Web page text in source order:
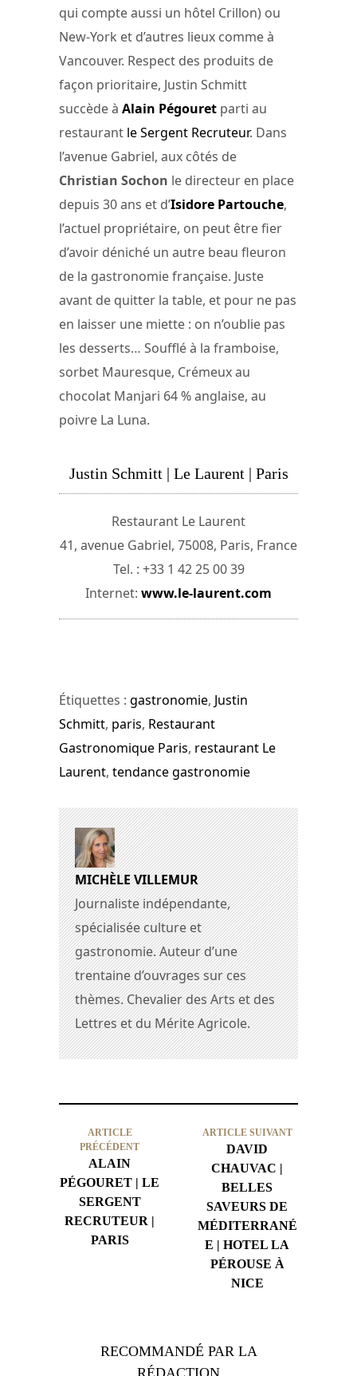
qui compte aussi un hôtel Crillon) ou
New-York et d’autres lieux comme à
Vancouver. Respect des produits de
façon prioritaire, Justin Schmitt
succède à Alain Pégouret parti au
restaurant le Sergent Recruteur. Dans
l’avenue Gabriel, aux côtés de
Christian Sochon le directeur en place
depuis 30 ans et d’Isidore Partouche,
l’actuel propriétaire, on peut être fier
d’avoir déniché un autre beau fleuron
de la gastronomie française. Juste
avant de quitter la table, et pour ne pas
en laisser une miette : on n’oublie pas
les desserts… Soufflé à la framboise,
sorbet Mauresque, Crémeux au
chocolat Manjari 64 % anglaise, au
poivre La Luna.
Justin Schmitt | Le Laurent | Paris
Restaurant Le Laurent
41, avenue Gabriel, 75008, Paris, France
Tel. : +33 1 42 25 00 39
Internet: www.le-laurent.com
Étiquettes : gastronomie, Justin
Schmitt, paris, Restaurant
Gastronomique Paris, restaurant Le
Laurent, tendance gastronomie
MICHÈLE VILLEMUR
Journaliste indépendante,
spécialisée culture et
gastronomie. Auteur d’une
trentaine d’ouvrages sur ces
thèmes. Chevalier des Arts et des
Lettres et du Mérite Agricole.
ARTICLE
PRÉCÉDENT
ALAIN
PÉGOURET | LE
SERGENT
RECRUTEUR |
PARIS
ARTICLE SUIVANT
DAVID
CHAUVAC |
BELLES
SAVEURS DE
MÉDITERRANÉ
E | HOTEL LA
PÉROUSE À
NICE
RECOMMANDÉ PAR LA
RÉDACTION